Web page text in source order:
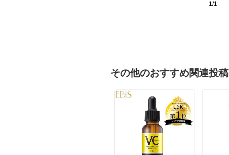
1/1
その他のおすすめ関連投稿